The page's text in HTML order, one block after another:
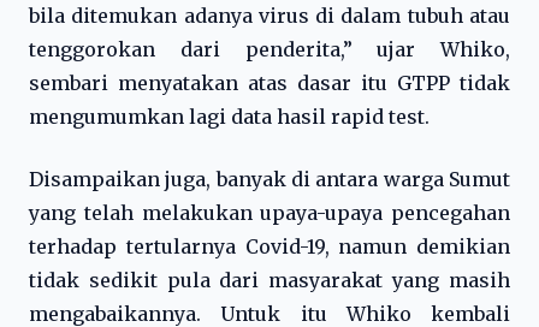
bila ditemukan adanya virus di dalam tubuh atau
tenggorokan dari penderita,” ujar Whiko,
sembari menyatakan atas dasar itu GTPP tidak
mengumumkan lagi data hasil rapid test.
Disampaikan juga, banyak di antara warga Sumut
yang telah melakukan upaya-upaya pencegahan
terhadap tertularnya Covid-19, namun demikian
tidak sedikit pula dari masyarakat yang masih
mengabaikannya. Untuk itu Whiko kembali